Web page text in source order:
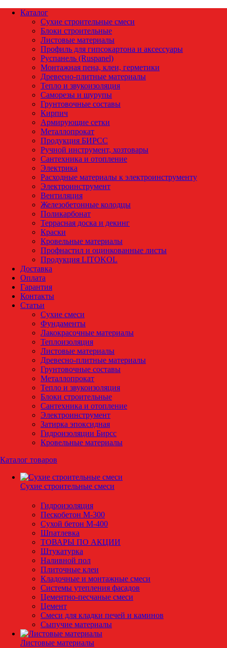
Каталог
Сухие строительные смеси
Блоки строительные
Листовые материалы
Профиль для гипсокартона и аксессуары
Руспанель (Ruspanel)
Монтажная пена, клеи, герметики
Древесно-плитные материалы
Тепло и звукоизоляция
Саморезы и шурупы
Грунтовочные составы
Кирпич
Армирующие сетки
Металлопрокат
Продукция БИРСС
Ручной инструмент, хозтовары
Сантехника и отопление
Электрика
Расходные материалы к электроинструменту
Электроинструмент
Вентиляция
Железобетонные колодцы
Поликарбонат
Террасная доска и декинг
Краски
Кровельные материалы
Профнастил и оцинкованные листы
Продукция LITOKOL
Доставка
Оплата
Гарантия
Контакты
Статьи
Сухие смеси
Фундаменты
Лакокрасочные материалы
Теплоизоляция
Листовые материалы
Древесно-плитные материалы
Грунтовочные составы
Металлопрокат
Тепло и звукоизоляция
Блоки строительные
Сантехника и отопление
Электроинструмент
Затирка эпоксидная
Гидроизоляции Бирсс
Кровельные материалы
Каталог товаров
Сухие строительные смеси
Гидроизоляция
Пескобетон М-300
Сухой бетон М-400
Шпатлевка
ТОВАРЫ ПО АКЦИИ
Штукатурка
Наливной пол
Плиточные клеи
Кладочные и монтажные смеси
Системы утепления фасадов
Цементно-песчаные смеси
Цемент
Смеси для кладки печей и каминов
Сыпучие материалы
Листовые материалы